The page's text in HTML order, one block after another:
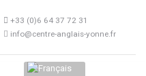
+33 (0)6 64 37 72 31
info@centre-anglais-yonne.fr
Sélectionnez votre langue